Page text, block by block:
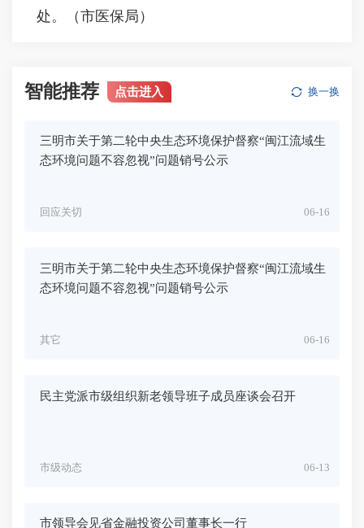
处。（市医保局）
智能推荐 点击进入 换一换
三明市关于第二轮中央生态环境保护督察“闽江流域生
态环境问题不容忽视”问题销号公示
06-16
回应关切
三明市关于第二轮中央生态环境保护督察“闽江流域生
态环境问题不容忽视”问题销号公示
06-16
其它
民主党派市级组织新老领导班子成员座谈会召开
06-13
市级动态
市领导会见省金融投资公司董事长一行